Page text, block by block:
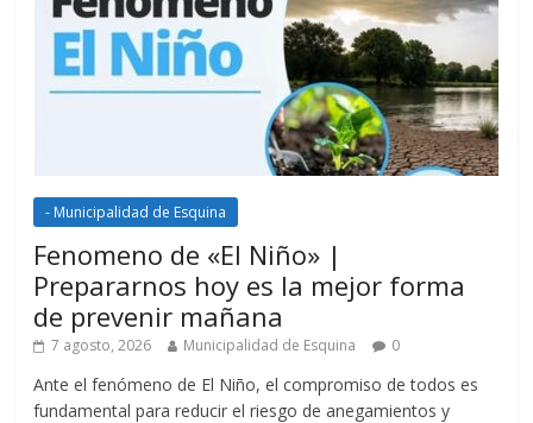
- Municipalidad de Esquina
Fenomeno de «El Niño» |
Prepararnos hoy es la mejor forma
de prevenir mañana
7 agosto, 2026 Municipalidad de Esquina 0
Ante el fenómeno de El Niño, el compromiso de todos es
fundamental para reducir el riesgo de anegamientos y